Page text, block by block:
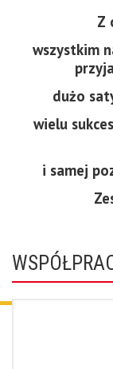
Z
wszystkim
dużo
wielu
i samej